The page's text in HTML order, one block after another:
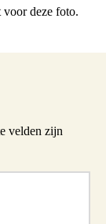
deze foto.
velden zijn